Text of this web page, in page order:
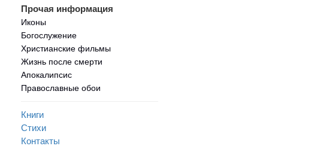
Прочая информация
Иконы
Богослужение
Христианские фильмы
Жизнь после смерти
Апокалипсис
Православные обои
Книги
Стихи
Контакты